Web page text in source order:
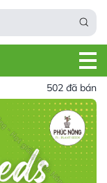
502 đã bán